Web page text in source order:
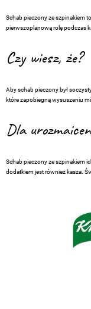
Schab pieczony ze szpinakiem
pierwszoplanową rolę podczas
Czy wiesz, że?
Aby schab pieczony był
które zapobiegną wysuszeniu
Dla
Schab pieczony ze szpinakiem
dodatkiem jest również kasza.